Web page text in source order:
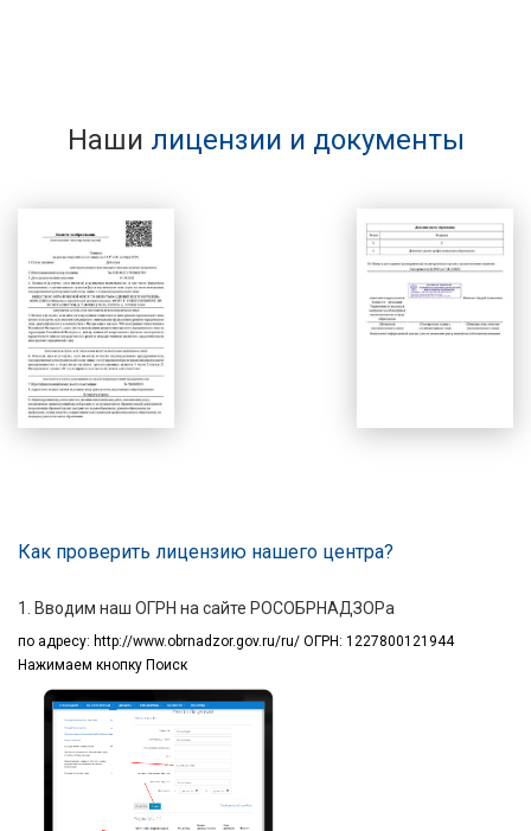
Наши лицензии и документы
Как проверить лицензию нашего центра?
1. Вводим наш ОГРН на сайте РОСОБРНАДЗОРа
по адресу: http://www.obrnadzor.gov.ru/ru/ ОГРН: 1227800121944
Нажимаем кнопку Поиск